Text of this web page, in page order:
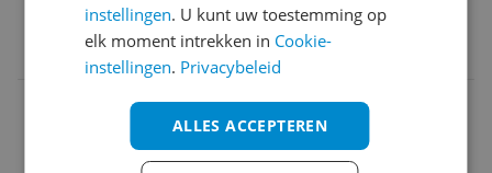
5702017864440
Afmetingen & Gewicht
Algemeen
instellingen. U kunt uw toestemming op
elk moment intrekken in Cookie-
instellingen. Privacybeleid
ALLES ACCEPTEREN